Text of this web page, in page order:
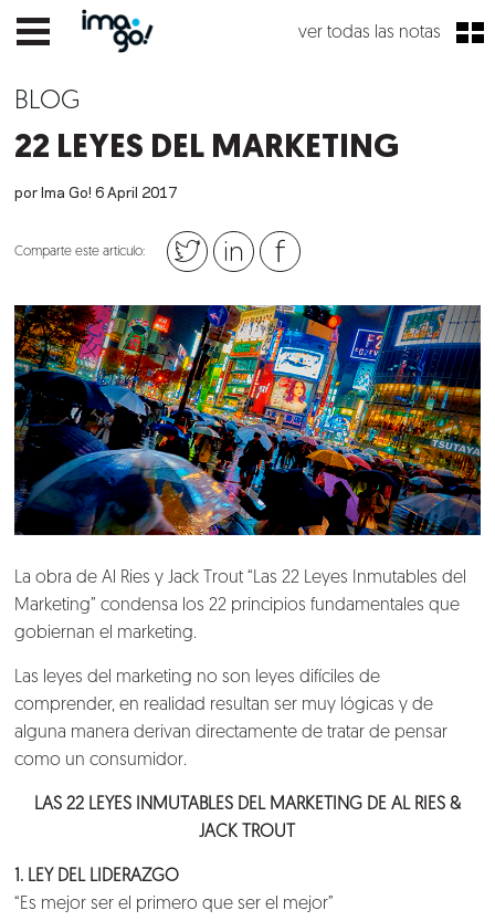
ver todas las notas
BLOG
22 LEYES DEL MARKETING
por Ima Go!6 April 2017
Comparte este artículo:
La obra de Al Ries y Jack Trout “Las 22 Leyes Inmutables del
Marketing” condensa los 22 principios fundamentales que
gobiernan el marketing.
Las leyes del marketing no son leyes difíciles de
comprender, en realidad resultan ser muy lógicas y de
alguna manera derivan directamente de tratar de pensar
como un consumidor.
LAS 22 LEYES INMUTABLES DEL MARKETING DE AL RIES &
JACK TROUT
1. LEY DEL LIDERAZGO
“Es mejor ser el primero que ser el mejor”